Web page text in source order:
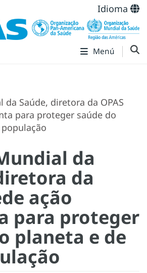
Idioma
Menú
da Saúde, diretora da OPAS
para proteger saúde do
da
da
ação
para proteger
planeta e de